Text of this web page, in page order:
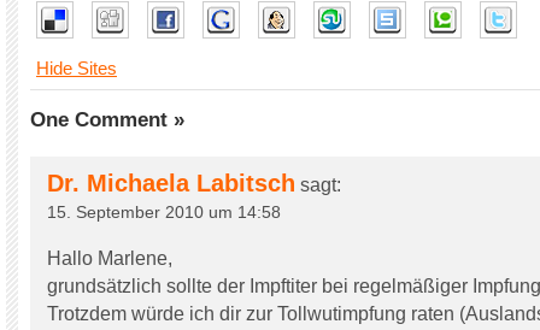
Hide Sites
One Comment »
Dr. Michaela Labitsch sagt:
15. September 2010 um 14:58
Hallo Marlene,
grundsätzlich sollte der Impftiter bei regelmäßiger
Trotzdem würde ich dir zur Tollwutimpfung raten